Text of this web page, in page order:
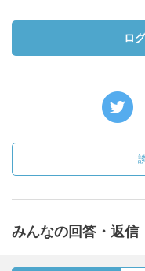
ロ
みんなの回答・返信